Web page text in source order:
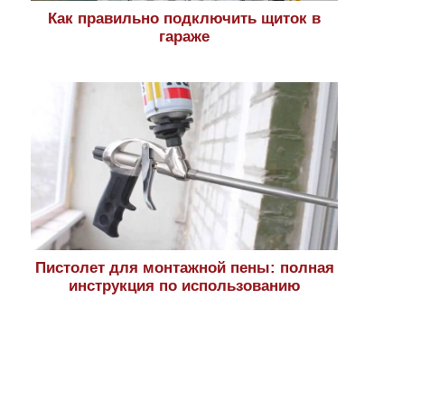
Как правильно подключить щиток в
гараже
Пистолет для монтажной пены: полная
инструкция по использованию